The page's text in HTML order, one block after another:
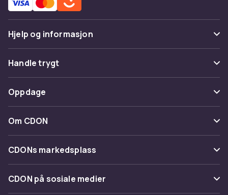
Hjelp og informasjon
Vanlige spørsmål
Spor pakke
Angre & returner her
Kontakt oss
Handle trygt
Betaling
Levering
Tilbakekallinger
Oppdage
Kategorier
Varemerker
Om CDON
Om oss
Kundeanmeldelser
Jobbe på CDON
CDONs markedsplass
Merchant Help Center
CDON på sosiale medier